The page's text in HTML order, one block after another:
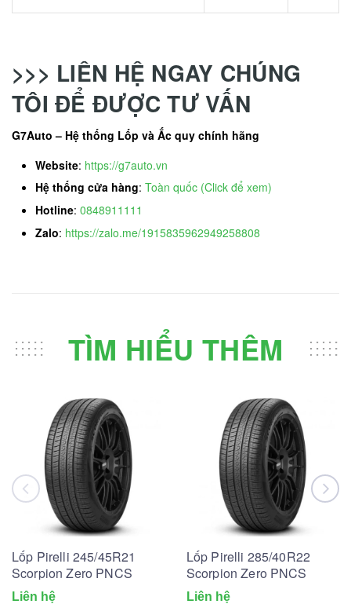
>>> LIÊN HỆ NGAY CHÚNG
TÔI ĐỂ ĐƯỢC TƯ VẤN
G7Auto – Hệ thống Lốp và Ắc quy chính hãng
Website: https://g7auto.vn
Hệ thống cửa hàng: Toàn quốc (Click để xem)
Hotline: 0848911111
Zalo: https://zalo.me/1915835962949258808
TÌM HIỂU THÊM
Lốp Pirelli 245/45R21
Scorpion Zero PNCS
Liên hệ
Lốp Pirelli 285/40R22
Scorpion Zero PNCS
Liên hệ